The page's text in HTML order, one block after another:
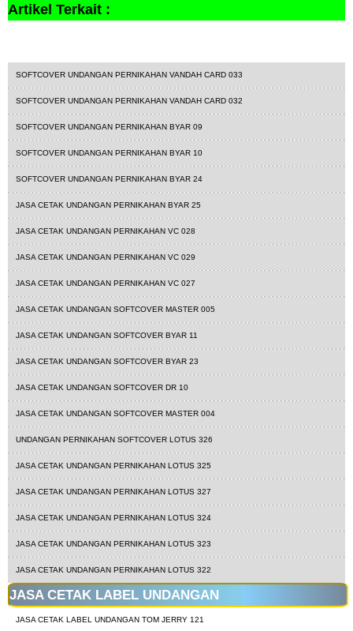
Artikel Terkait :
SOFTCOVER UNDANGAN PERNIKAHAN VANDAH CARD 033
SOFTCOVER UNDANGAN PERNIKAHAN VANDAH CARD 032
SOFTCOVER UNDANGAN PERNIKAHAN BYAR 09
SOFTCOVER UNDANGAN PERNIKAHAN BYAR 10
SOFTCOVER UNDANGAN PERNIKAHAN BYAR 24
JASA CETAK UNDANGAN PERNIKAHAN BYAR 25
JASA CETAK UNDANGAN PERNIKAHAN VC 028
JASA CETAK UNDANGAN PERNIKAHAN VC 029
JASA CETAK UNDANGAN PERNIKAHAN VC 027
JASA CETAK UNDANGAN SOFTCOVER MASTER 005
JASA CETAK UNDANGAN SOFTCOVER BYAR 11
JASA CETAK UNDANGAN SOFTCOVER BYAR 23
JASA CETAK UNDANGAN SOFTCOVER DR 10
JASA CETAK UNDANGAN SOFTCOVER MASTER 004
UNDANGAN PERNIKAHAN SOFTCOVER LOTUS 326
JASA CETAK UNDANGAN PERNIKAHAN LOTUS 325
JASA CETAK UNDANGAN PERNIKAHAN LOTUS 327
JASA CETAK UNDANGAN PERNIKAHAN LOTUS 324
JASA CETAK UNDANGAN PERNIKAHAN LOTUS 323
JASA CETAK UNDANGAN PERNIKAHAN LOTUS 322
JASA CETAK LABEL UNDANGAN
JASA CETAK LABEL UNDANGAN TOM JERRY 121